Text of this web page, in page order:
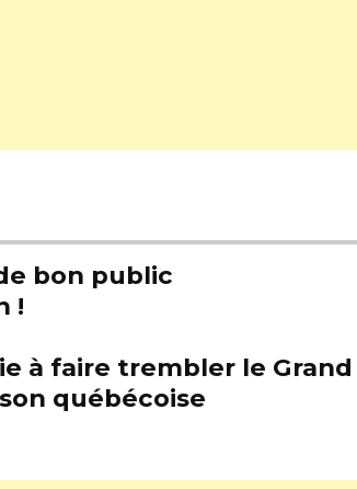
bon public
!
à faire trembler le
québécoise